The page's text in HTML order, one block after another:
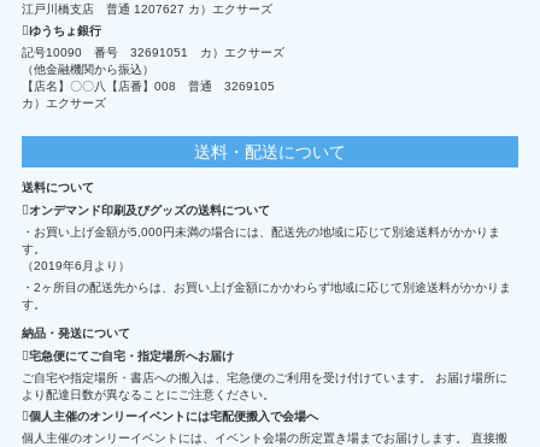
江戸川橋支店 普通 1207627 カ）エクサーズ
ゆうちょ銀行
記号10090 番号 32691051 カ）エクサーズ
（他金融機関から振込）
【店名】〇〇八【店番】008 普通 3269105
カ）エクサーズ
送料・配送について
送料について
オンデマンド印刷及びグッズの送料について
・お買い上げ金額が5,000円未満の場合には、配送先の地域に応じて別途送料がかかりま
す。
（2019年6月より）
・2ヶ所目の配送先からは、お買い上げ金額にかかわらず地域に応じて別途送料がかかりま
す。
納品・発送について
宅急便にてご自宅・指定場所へお届け
ご自宅や指定場所・書店への搬入は、宅急便のご利用を受け付けています。 お届け場所に
より配達日数が異なることにご注意ください。
個人主催のオンリーイベントには宅配便搬入で会場へ
個人主催のオンリーイベントには、イベント会場の所定置き場までお届けします。 直接搬